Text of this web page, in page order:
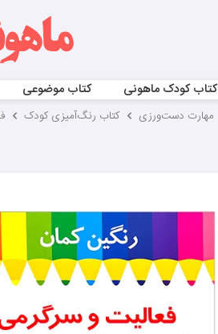
کتاب کودک ماهونی کتاب موضوعی
مهارت‌ دست‌ورزی کتاب رنگ‌آمیزی کودک